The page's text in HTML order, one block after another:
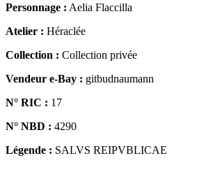
Personnage : Aelia Flaccilla
Atelier : Héraclée
Collection : Collection privée
Vendeur e-Bay : gitbudnaumann
N° RIC : 17
N° NBD : 4290
Légende : SALVS REIPVBLICAE